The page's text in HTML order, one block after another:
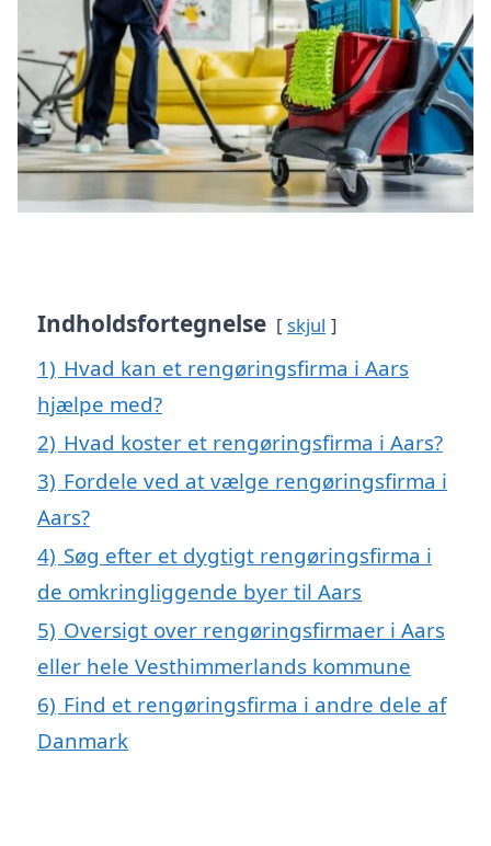
Indholdsfortegnelse skjul
1) Hvad kan et rengøringsfirma i Aars
hjælpe med?
2) Hvad koster et rengøringsfirma i Aars?
3) Fordele ved at vælge rengøringsfirma i
Aars?
4) Søg efter et dygtigt rengøringsfirma i
de omkringliggende byer til Aars
5) Oversigt over rengøringsfirmaer i Aars
eller hele Vesthimmerlands kommune
6) Find et rengøringsfirma i andre dele af
Danmark